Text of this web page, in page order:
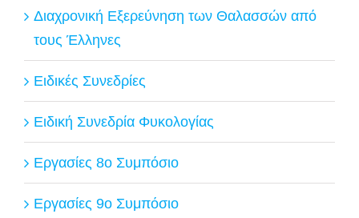
Διαχρονική Εξερεύνηση των Θαλασσών από
τους Έλληνες
Ειδικές Συνεδρίες
Ειδική Συνεδρία Φυκολογίας
Εργασίες 8ο Συμπόσιο
Εργασίες 9ο Συμπόσιο